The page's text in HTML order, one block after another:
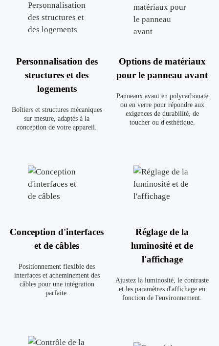
Personnalisation des
structures et des
logements
Boîtiers et structures mécaniques
sur mesure, adaptés à la
conception de votre appareil.
Options de matériaux
pour le panneau avant
Panneaux avant en polycarbonate
ou en verre pour répondre aux
exigences de durabilité, de
toucher ou d'esthétique.
Conception d'interfaces
et de câbles
Positionnement flexible des
interfaces et acheminement des
câbles pour une intégration
parfaite.
Réglage de la
luminosité et de
l'affichage
Ajustez la luminosité, le contraste
et les paramètres d'affichage en
fonction de l'environnement.